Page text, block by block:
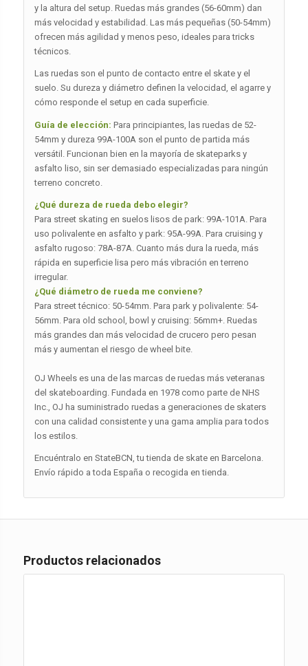
y la altura del setup. Ruedas más grandes (56-60mm) dan
más velocidad y estabilidad. Las más pequeñas (50-54mm)
ofrecen más agilidad y menos peso, ideales para tricks
técnicos.
Las ruedas son el punto de contacto entre el skate y el
suelo. Su dureza y diámetro definen la velocidad, el agarre y
cómo responde el setup en cada superficie.
Guía de elección: Para principiantes, las ruedas de 52-
54mm y dureza 99A-100A son el punto de partida más
versátil. Funcionan bien en la mayoría de skateparks y
asfalto liso, sin ser demasiado especializadas para ningún
terreno concreto.
¿Qué dureza de rueda debo elegir?
Para street skating en suelos lisos de park: 99A-101A. Para
uso polivalente en asfalto y park: 95A-99A. Para cruising y
asfalto rugoso: 78A-87A. Cuanto más dura la rueda, más
rápida en superficie lisa pero más vibración en terreno
irregular.
¿Qué diámetro de rueda me conviene?
Para street técnico: 50-54mm. Para park y polivalente: 54-
56mm. Para old school, bowl y cruising: 56mm+. Ruedas
más grandes dan más velocidad de crucero pero pesan
más y aumentan el riesgo de wheel bite.
OJ Wheels es una de las marcas de ruedas más veteranas
del skateboarding. Fundada en 1978 como parte de NHS
Inc., OJ ha suministrado ruedas a generaciones de skaters
con una calidad consistente y una gama amplia para todos
los estilos.
Encuéntralo en StateBCN, tu tienda de skate en Barcelona.
Envío rápido a toda España o recogida en tienda.
Productos relacionados